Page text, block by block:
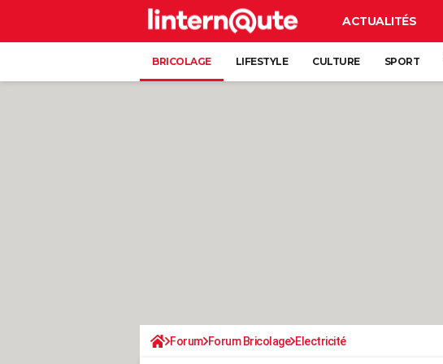
ACTUALITÉS
BRICOLAGE LIFESTYLE CULTURE SPORT
Forum Forum Bricolage Electricité